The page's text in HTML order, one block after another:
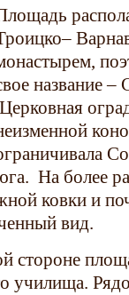
название –
Церковная
На более
ковки и
вид.
стороне
училища.